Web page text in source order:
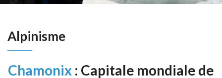
Alpinisme
Chamonix : Capitale mondiale de